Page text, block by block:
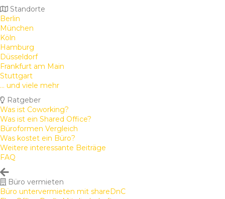
Standorte
Berlin
München
Köln
Hamburg
Düsseldorf
Frankfurt am Main
Stuttgart
... und viele mehr
Ratgeber
Was ist Coworking?
Was ist ein Shared Office?
Büroformen Vergleich
Was kostet ein Büro?
Weitere interessante Beiträge
FAQ
Büro vermieten
Büro untervermieten mit shareDnC